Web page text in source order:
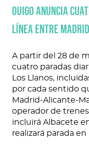
OUIGO anuncia
línea entre
A partir del 28 de
cuatro paradas
Los Llanos,
por cada sentido
Madrid-Alicante-
operador de
incluirá Albacete
realizará parada en